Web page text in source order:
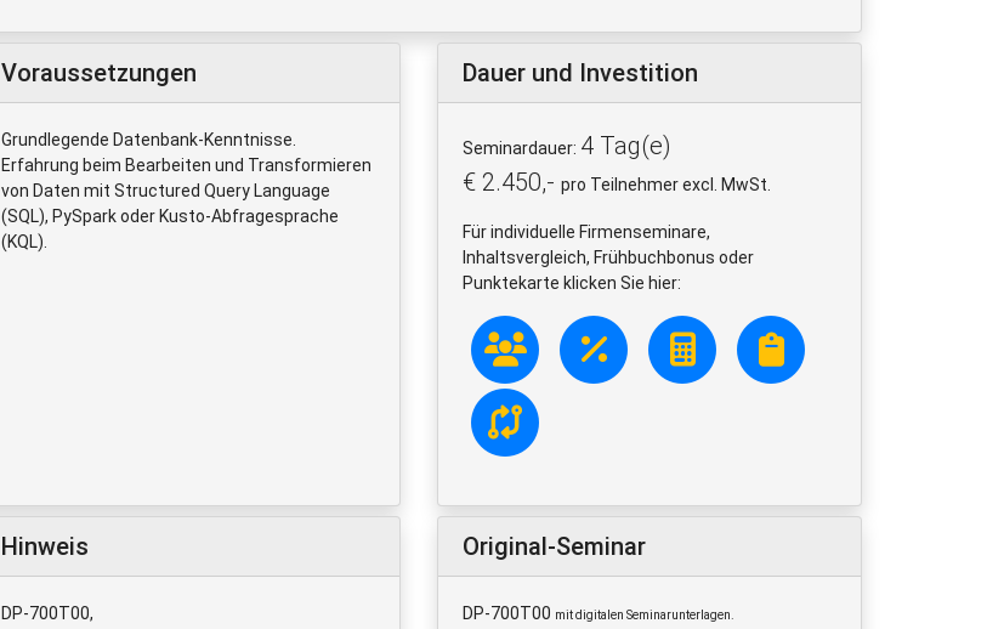
Voraussetzungen
Grundlegende Datenbank-Kenntnisse.
Erfahrung beim Bearbeiten und Transformieren
von Daten mit Structured Query Language
(SQL), PySpark oder Kusto-Abfragesprache
(KQL).
Dauer und Investition
Seminardauer: 4 Tag(e)
€ 2.450,- pro Teilnehmer excl. MwSt.
Für individuelle Firmenseminare,
Inhaltsvergleich, Frühbuchbonus oder
Punktekarte klicken Sie hier:
Hinweis
DP-700T00,
Original-Seminar
DP-700T00 mit digitalen Seminarunterlagen.